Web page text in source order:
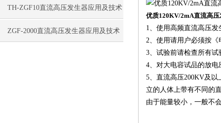
品特点
TH-ZGF10直流高压发生器应用及技术
特点
ZGF-2000直流高压发生器应用及技术
优质120KV/2mA直流高压
1、使用高频直流高压
2、使用请用户必须按《
3、试验前请检查所有
4、对大电容试品的放
5、直流高压200KV及
立的人体上带有不同的
由于能量较小，一般不